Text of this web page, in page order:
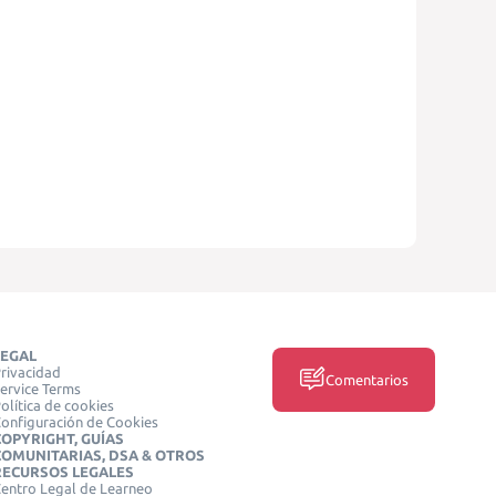
Terms
de cookies
de Cookies
GUÍAS
DSA & OTROS
LEGALES
Legal de Learneo
Comentarios